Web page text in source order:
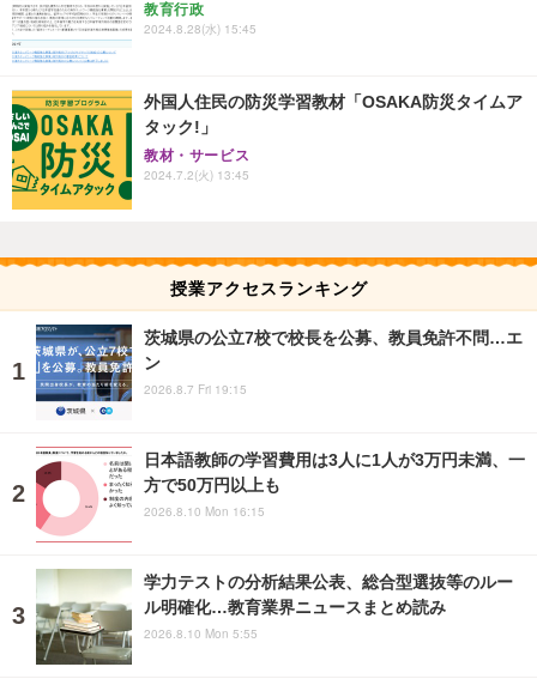
教育行政
2024.8.28(水) 15:45
外国人住民の防災学習教材「OSAKA防災タイムア
タック!」
教材・サービス
2024.7.2(火) 13:45
授業アクセスランキング
茨城県の公立7校で校長を公募、教員免許不問…エ
ン
2026.8.7 Fri 19:15
日本語教師の学習費用は3人に1人が3万円未満、一
方で50万円以上も
2026.8.10 Mon 16:15
学力テストの分析結果公表、総合型選抜等のルー
ル明確化…教育業界ニュースまとめ読み
2026.8.10 Mon 5:55